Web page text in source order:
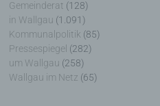
Gemeinderat (128)
in Wallgau (1.091)
Kommunalpolitik (85)
Pressespiegel (282)
um Wallgau (258)
Wallgau im Netz (65)